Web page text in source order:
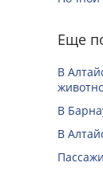
Еще
В
В
В